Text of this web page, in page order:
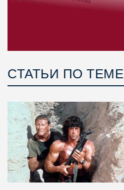
СТАТЬИ ПО ТЕМЕ